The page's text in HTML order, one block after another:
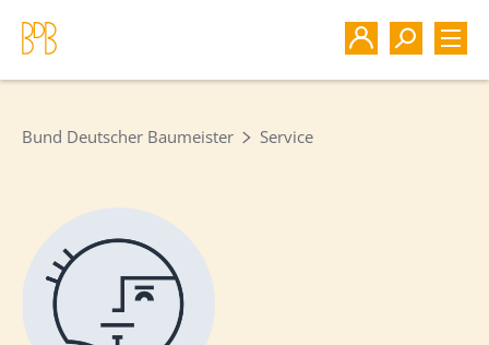
Bund Deutscher Baumeister Service